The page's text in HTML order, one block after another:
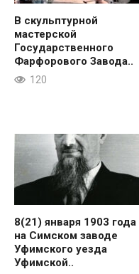
В скульптурной
мастерской
Государственного
Фарфорового Завода..
120
8(21) января 1903 года
на Симском заводе
Уфимского уезда
Уфимской..